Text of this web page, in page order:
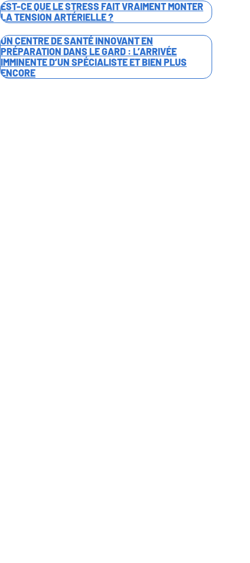
EST-CE QUE LE STRESS FAIT VRAIMENT MONTER
LA TENSION ARTÉRIELLE ?
UN CENTRE DE SANTÉ INNOVANT EN
PRÉPARATION DANS LE GARD : L’ARRIVÉE
IMMINENTE D’UN SPÉCIALISTE ET BIEN PLUS
ENCORE